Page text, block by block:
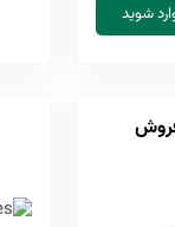
شوید